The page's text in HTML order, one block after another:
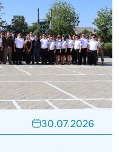
30.07.2026